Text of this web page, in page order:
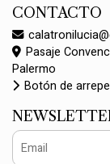
CONTACTO
Pasaje
Palermo
Botón de